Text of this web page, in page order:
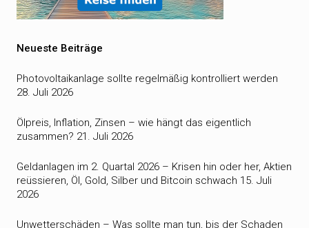
Neueste Beiträge
Photovoltaikanlage sollte regelmäßig kontrolliert werden
28. Juli 2026
Ölpreis, Inflation, Zinsen – wie hängt das eigentlich
zusammen? 21. Juli 2026
Geldanlagen im 2. Quartal 2026 – Krisen hin oder her, Aktien
reüssieren, Öl, Gold, Silber und Bitcoin schwach 15. Juli
2026
Unwetterschäden – Was sollte man tun, bis der Schaden